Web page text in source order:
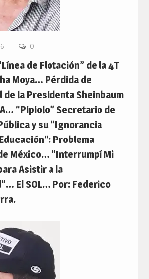
0
de Flotación” de la 4T
Moya… Pérdida de
de la Presidenta Sheinbaum
“Pipiolo” Secretario de
y su “Ignorancia
Problema
México… “Interrumpí Mi
Asistir a la
El SOL… Por: Federico